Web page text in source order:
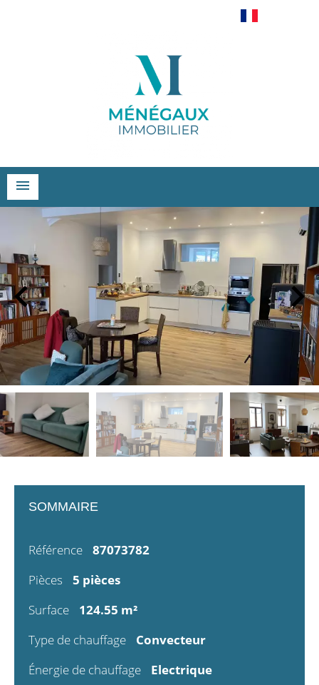
SOMMAIRE
Référence
87073782
Pièces
5 pièces
Surface
124.55 m²
Type de chauffage
Convecteur
Énergie de chauffage
Electrique